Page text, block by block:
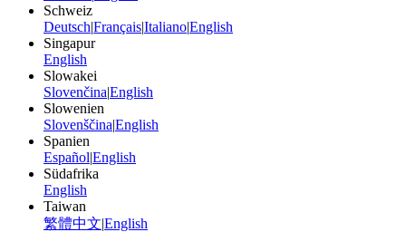
Schweiz
Deutsch|Français|Italiano|English
Singapur
English
Slowakei
Slovenčina|English
Slowenien
Slovenščina|English
Spanien
Español|English
Südafrika
English
Taiwan
繁體中文|English